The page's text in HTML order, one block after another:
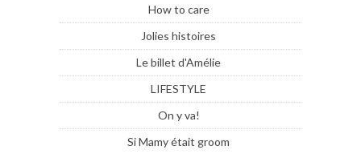
How to care
Jolies histoires
Le billet d'Amélie
LIFESTYLE
On y va!
Si Mamy était groom